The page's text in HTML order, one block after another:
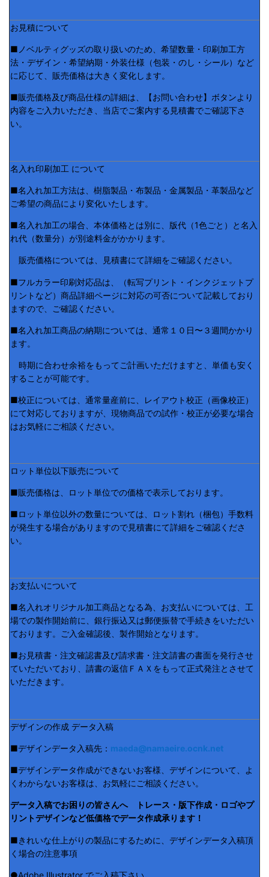
お見積について
■ノベルティグッズの取り扱いのため、希望数量・印刷加工方
法・デザイン・希望納期・外装仕様（包装・のし・シール）など
に応じて、販売価格は大きく変化します。
■販売価格及び商品仕様の詳細は、【お問い合わせ】ボタンより
内容をご入力いただき、当店でご案内する見積書でご確認下さ
い。
名入れ印刷加工 について
■名入れ加工方法は、樹脂製品・布製品・金属製品・革製品など
ご希望の商品により変化いたします。
■名入れ加工の場合、本体価格とは別に、版代（1色ごと）と名入
れ代（数量分）が別途料金がかかります。
販売価格については、見積書にて詳細をご確認ください。
■フルカラー印刷対応品は、（転写プリント・インクジェットプ
リントなど）商品詳細ページに対応の可否について記載しており
ますので、ご確認ください。
■名入れ加工商品の納期については、通常１０日〜３週間かかり
ます。
時期に合わせ余裕をもってご計画いただけますと、単価も安く
することが可能です。
■校正については、通常量産前に、レイアウト校正（画像校正）
にて対応しておりますが、現物商品での試作・校正が必要な場合
はお気軽にご相談ください。
ロット単位以下販売について
■販売価格は、ロット単位での価格で表示しております。
■ロット単位以外の数量については、ロット割れ（梱包）手数料
が発生する場合がありますので見積書にて詳細をご確認くださ
い。
お支払いについて
■名入れオリジナル加工商品となる為、お支払いについては、工
場での製作開始前に、銀行振込又は郵便振替で手続きをいただい
ております。ご入金確認後、製作開始となります。
■お見積書・注文確認書及び請求書・注文請書の書面を発行させ
ていただいており、請書の返信ＦＡＸをもって正式発注とさせて
いただきます。
デザインの作成 データ入稿
■デザインデータ入稿先： maeda@namaeire.ocnk.net
■デザインデータ作成ができないお客様、デザインについて、よ
くわからないお客様は、お気軽にご相談ください。
データ入稿でお困りの皆さんへ トレース・版下作成・ロゴやプ
リントデザインなど低価格でデータ作成承ります！
■きれいな仕上がりの製品にするために、デザインデータ入稿頂
く場合の注意事項
●Adobe Illustrator でご入稿下さい。